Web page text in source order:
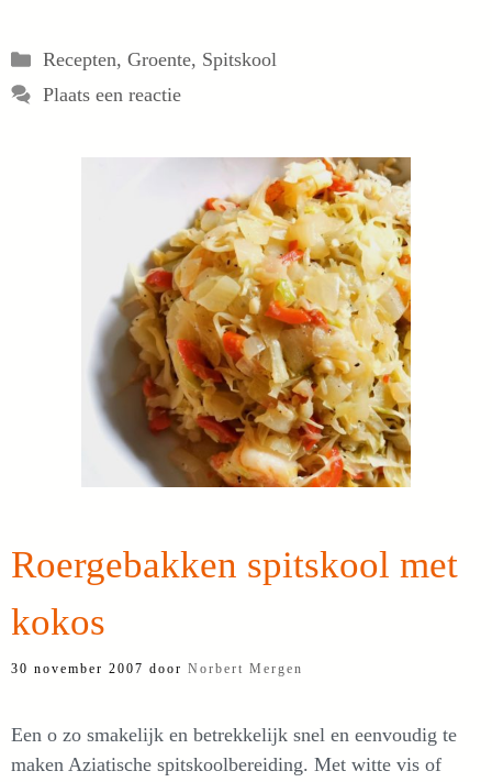
Categorieën
Recepten, Groente, Spitskool
Plaats een reactie
Roergebakken spitskool met
kokos
30 november 2007 door Norbert Mergen
Een o zo smakelijk en betrekkelijk snel en eenvoudig te
maken Aziatische spitskoolbereiding. Met witte vis of